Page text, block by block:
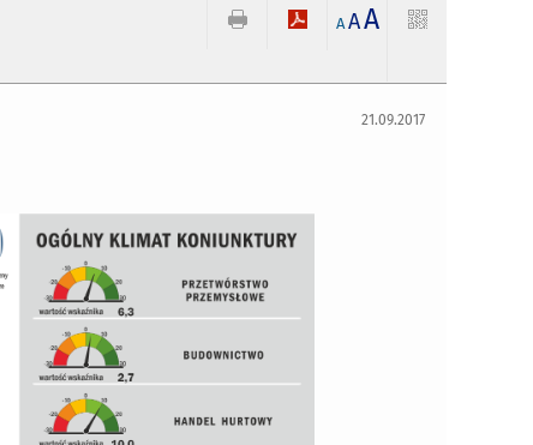
A AA
21.09.2017